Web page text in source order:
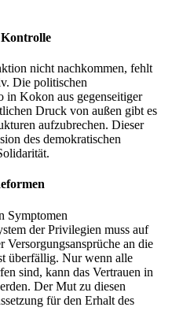
nicht nachkommen, fehlt
Die politischen
in Kokon aus gegenseitiger
Druck von außen gibt es
aufzubrechen. Dieser
des demokratischen
Symptomen
der Privilegien muss auf
an die
überfällig. Nur wenn alle
sind, kann das Vertrauen in
Der Mut zu diesen
für den Erhalt des